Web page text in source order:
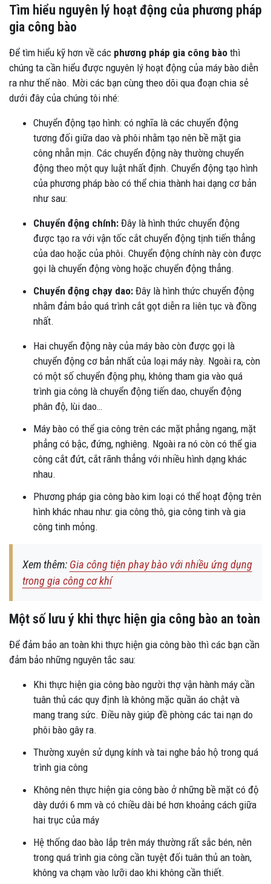
Tìm hiểu nguyên lý hoạt động của phương pháp
gia công bào
Để tìm hiểu kỹ hơn về các phương pháp gia công bào thì
chúng ta cần hiểu được nguyên lý hoạt động của máy bào diễn
ra như thế nào. Mời các bạn cùng theo dõi qua đoạn chia sẻ
dưới đây của chúng tôi nhé:
Chuyển động tạo hình: có nghĩa là các chuyển động
tương đối giữa dao và phôi nhằm tạo nên bề mặt gia
công nhẵn mịn. Các chuyển động này thường chuyển
động theo một quy luật nhất định. Chuyển động tạo hình
của phương pháp bào có thể chia thành hai dạng cơ bản
như sau:
Chuyển động chính: Đây là hình thức chuyển động
được tạo ra với vận tốc cắt chuyển động tịnh tiến thẳng
của dao hoặc của phôi. Chuyển động chính này còn được
gọi là chuyển động vòng hoặc chuyển động thẳng.
Chuyển động chạy dao: Đây là hình thức chuyển động
nhằm đảm bảo quá trình cắt gọt diễn ra liên tục và đồng
nhất.
Hai chuyển động này của máy bào còn được gọi là
chuyển động cơ bản nhất của loại máy này. Ngoài ra, còn
có một số chuyển động phụ, không tham gia vào quá
trình gia công là chuyển động tiến dao, chuyển động
phân độ, lùi dao…
Máy bào có thể gia công trên các mặt phẳng ngang, mặt
phẳng có bậc, đứng, nghiêng. Ngoài ra nó còn có thể gia
công cắt đứt, cắt rãnh thẳng với nhiều hình dạng khác
nhau.
Phương pháp gia công bào kim loại có thể hoạt động trên
hình khác nhau như: gia công thô, gia công tinh và gia
công tinh mỏng.
Xem thêm: Gia công tiện phay bào với nhiều ứng dụng
trong gia công cơ khí
Một số lưu ý khi thực hiện gia công bào an toàn
Để đảm bảo an toàn khi thực hiện gia công bào thì các bạn cần
đảm bảo những nguyên tắc sau:
Khi thực hiện gia công bào người thợ vận hành máy cần
tuân thủ các quy định là không mặc quần áo chật và
mang trang sức. Điều này giúp đề phòng các tai nạn do
phôi bào gây ra.
Thường xuyên sử dụng kính và tai nghe bảo hộ trong quá
trình gia công
Không nên thực hiện gia công bào ở những bề mặt có độ
dày dưới 6 mm và có chiều dài bé hơn khoảng cách giữa
hai trục của máy
Hệ thống dao bào lắp trên máy thường rất sắc bén, nên
trong quá trình gia công cần tuyệt đối tuân thủ an toàn,
không va chạm vào lưỡi dao khi không cần thiết.